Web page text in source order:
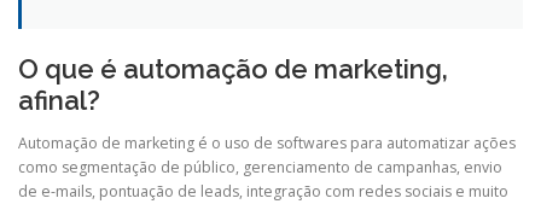
O que é automação de marketing,
afinal?
Automação de marketing é o uso de softwares para automatizar ações
como segmentação de público, gerenciamento de campanhas, envio
de e-mails, pontuação de leads, integração com redes sociais e muito